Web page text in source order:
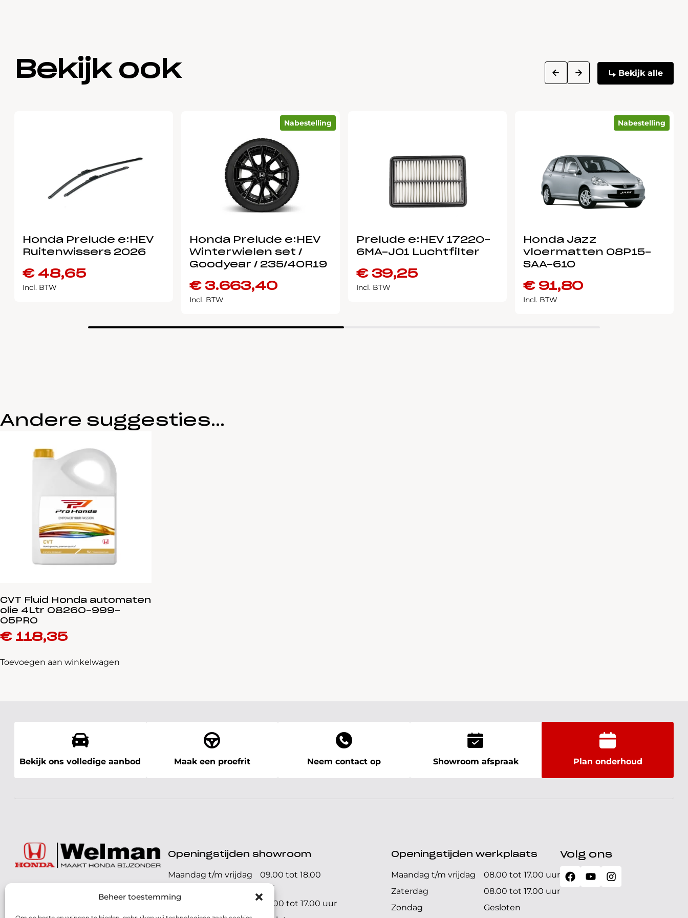
Beheer toestemming
Bekijk ook Bekijk alle
Honda Prelude e:HEV
Ruitenwissers 2026
€48,65
Incl. BTW
Nabestelling
Honda Prelude e:HEV
Winterwielen set /
Goodyear / 235/40R19
€3.663,40
Incl. BTW
Prelude e:HEV 17220-
6MA-J01 Luchtfilter
€39,25
Incl. BTW
Nabestelling
Honda Jazz
vloermatten 08P15-
SAA-610
€91,80
Incl. BTW
prev next
Andere suggesties…
CVT Fluid Honda automaten
olie 4Ltr 08260-999-
05PRO
€118,35
Toevoegen aan winkelwagen
Bekijk ons volledige aanbod Maak een proefrit Neem contact op Showroom afspraak Plan onderhoud
072 - 57 16 9 40
Parelweg 3, 1812 RS
Openingstijden showroom
Maandag t/m vrijdag
09.00 tot 18.00
uur
Zaterdag
09.00 tot 17.00 uur
Openingstijden werkplaats
Maandag t/m vrijdag
08.00 tot 17.00 uur
Zaterdag
08.00 tot 17.00 uur
Zondag
Gesloten
Volg ons